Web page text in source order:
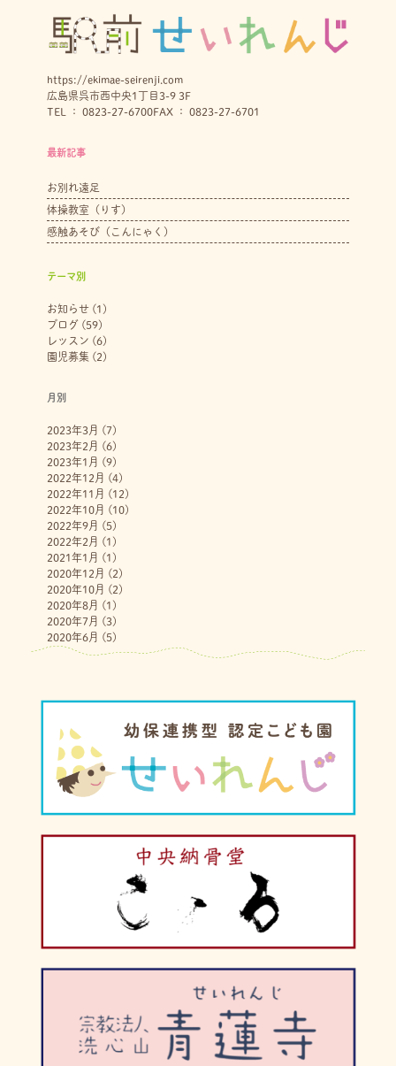
https://ekimae-seirenji.com
広島県呉市西中央1丁目3-9 3F
TEL ： 0823-27-6700FAX ： 0823-27-6701
最新記事
お別れ遠足
体操教室（りす）
感触あそび（こんにゃく）
テーマ別
お知らせ(1)
ブログ (59)
レッスン (6)
園児募集 (2)
月別
2023年3月 (7)
2023年2月 (6)
2023年1月 (9)
2022年12月 (4)
2022年11月 (12)
2022年10月 (10)
2022年9月 (5)
2022年2月 (1)
2021年1月 (1)
2020年12月 (2)
2020年10月 (2)
2020年8月 (1)
2020年7月 (3)
2020年6月 (5)